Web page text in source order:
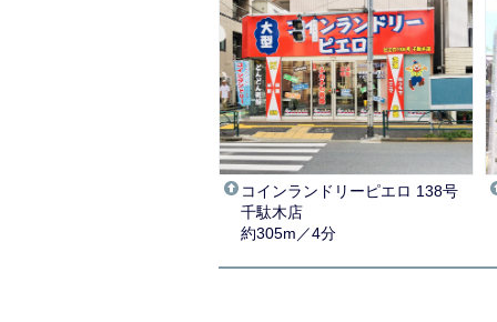
コインランドリーピエロ 138号
千駄木店
約305m／4分